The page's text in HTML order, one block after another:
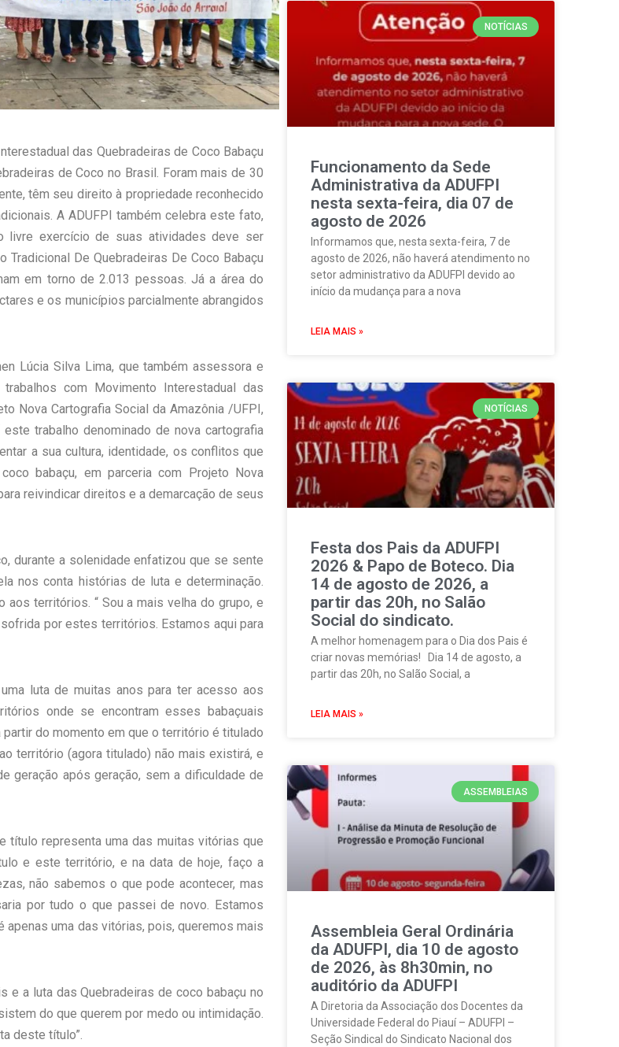
das Quebradeiras de Coco Babaçu
de Coco no Brasil. Foram mais de 30
têm seu direito à propriedade reconhecido
A ADUFPI também celebra este fato,
exercício de suas atividades deve ser
Tradicional De Quebradeiras De Coco Babaçu
em torno de 2.013 pessoas. Já a área do
e os municípios parcialmente abrangidos
Lúcia Silva Lima, que também assessora e
com Movimento Interestadual das
Nova Cartografia Social da Amazônia /UFPI,
trabalho denominado de nova cartografia
a sua cultura, identidade, os conflitos que
babaçu, em parceria com Projeto Nova
reivindicar direitos e a demarcação de seus
durante a solenidade enfatizou que se sente
nos conta histórias de luta e determinação.
territórios. “ Sou a mais velha do grupo, e
por estes territórios. Estamos aqui para
luta de muitas anos para ter acesso aos
onde se encontram esses babaçuais
do momento em que o território é titulado
território (agora titulado) não mais existirá, e
geração após geração, sem a dificuldade de
título representa uma das muitas vitórias que
e este território, e na data de hoje, faço a
não sabemos o que pode acontecer, mas
por tudo o que passei de novo. Estamos
uma das vitórias, pois, queremos mais
e a luta das Quebradeiras de coco babaçu no
do que querem por medo ou intimidação.
deste título”.
NOTÍCIAS
Funcionamento da Sede
Administrativa da ADUFPI
nesta sexta-feira, dia 07 de
agosto de 2026
Informamos que, nesta sexta-feira, 7 de
agosto de 2026, não haverá atendimento no
setor administrativo da ADUFPI devido ao
início da mudança para a nova
LEIA MAIS »
NOTÍCIAS
Festa dos Pais da ADUFPI
2026 & Papo de Boteco. Dia
14 de agosto de 2026, a
partir das 20h, no Salão
Social do sindicato.
A melhor homenagem para o Dia dos Pais é
criar novas memórias! Dia 14 de agosto, a
partir das 20h, no Salão Social, a
LEIA MAIS »
ASSEMBLEIAS
Assembleia Geral Ordinária
da ADUFPI, dia 10 de agosto
de 2026, às 8h30min, no
auditório da ADUFPI
A Diretoria da Associação dos Docentes da
Universidade Federal do Piauí – ADUFPI –
Seção Sindical do Sindicato Nacional dos